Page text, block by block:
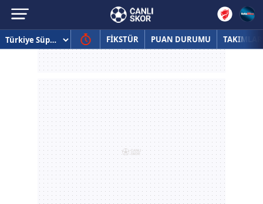
FİKSTÜR PUAN DURUMU TAKIMLAR